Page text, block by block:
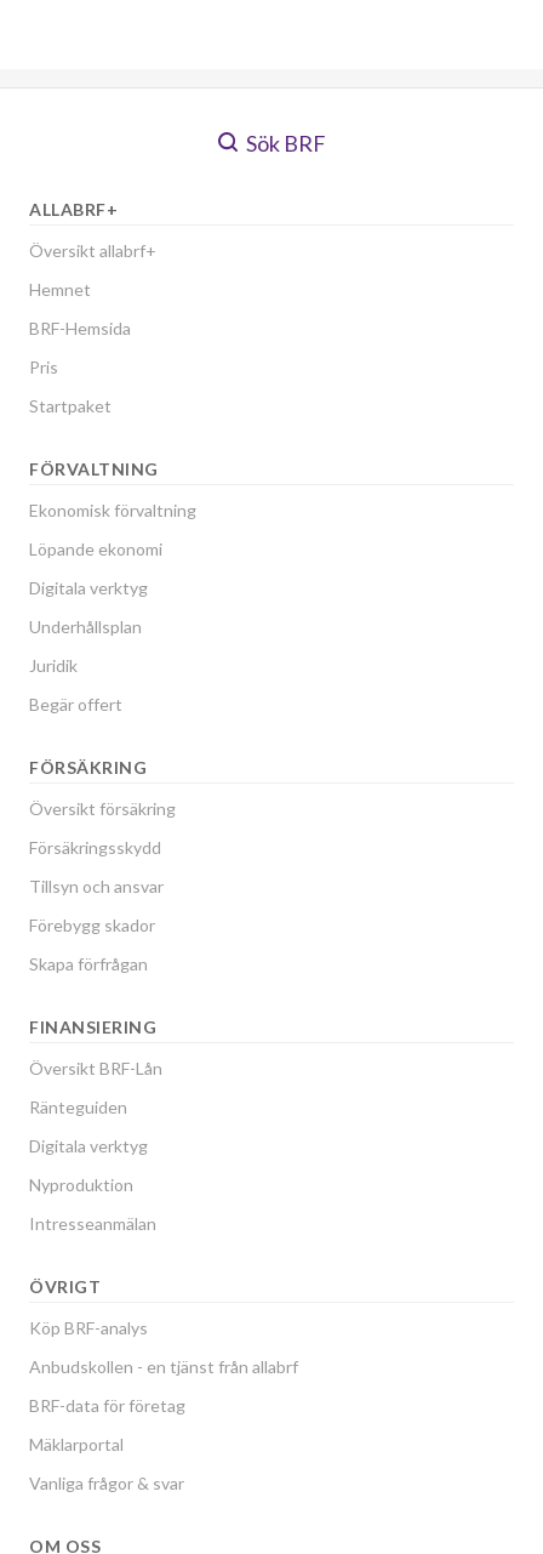
Sök BRF
ALLABRF+
Översikt allabrf+
Hemnet
BRF-Hemsida
Pris
Startpaket
FÖRVALTNING
Ekonomisk förvaltning
Löpande ekonomi
Digitala verktyg
Underhållsplan
Juridik
Begär offert
FÖRSÄKRING
Översikt försäkring
Försäkringsskydd
Tillsyn och ansvar
Förebygg skador
Skapa förfrågan
FINANSIERING
Översikt BRF-Lån
Ränteguiden
Digitala verktyg
Nyproduktion
Intresseanmälan
ÖVRIGT
Köp BRF-analys
Anbudskollen - en tjänst från allabrf
BRF-data för företag
Mäklarportal
Vanliga frågor & svar
OM OSS